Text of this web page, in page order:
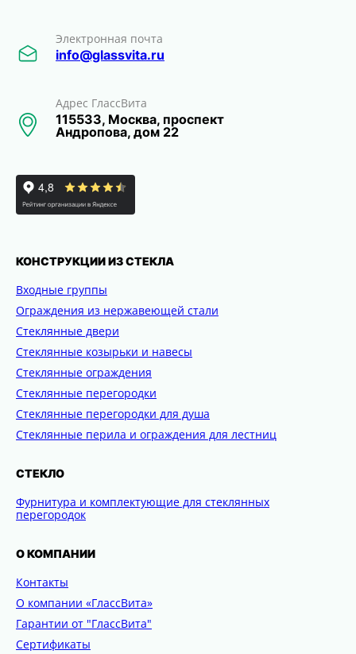
Электронная почта
info@glassvita.ru
Адрес ГлассВита
115533, Москва, проспект
Андропова, дом 22
КОНСТРУКЦИИ ИЗ СТЕКЛА
Входные группы
Ограждения из нержавеющей стали
Стеклянные двери
Стеклянные козырьки и навесы
Стеклянные ограждения
Стеклянные перегородки
Стеклянные перегородки для душа
Стеклянные перила и ограждения для лестниц
СТЕКЛО
Фурнитура и комплектующие для стеклянных
перегородок
О КОМПАНИИ
Контакты
О компании «ГлассВита»
Гарантии от "ГлассВита"
Сертификаты